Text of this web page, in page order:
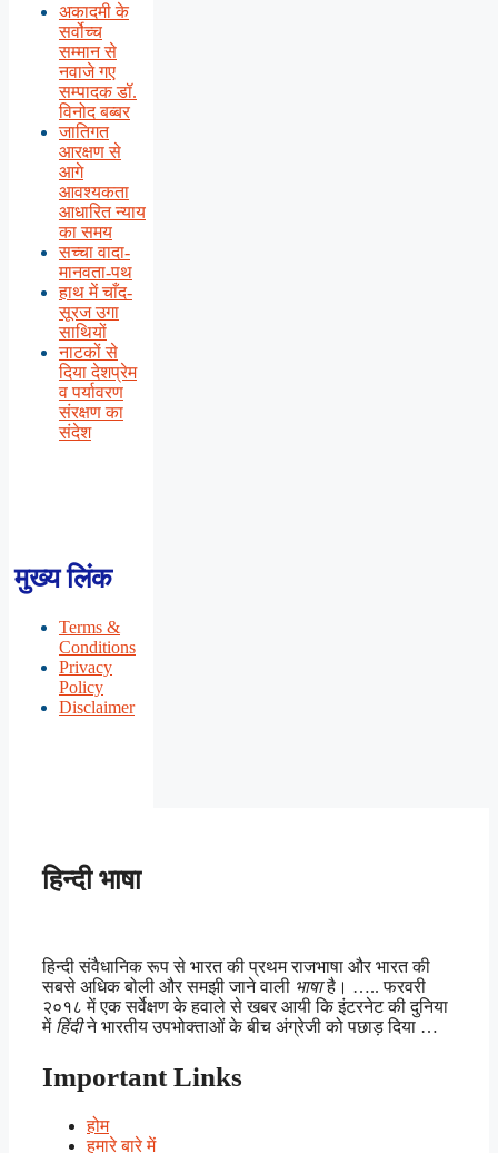
अकादमी के
सर्वोच्च
सम्मान से
नवाजे गए
सम्पादक डॉ.
विनोद बब्बर
जातिगत
आरक्षण से
आगे
आवश्यकता
आधारित न्याय
का समय
सच्चा वादा-
मानवता-पथ
हाथ में चाँद-
सूरज उगा
साथियों
नाटकों से
दिया देशप्रेम
व पर्यावरण
संरक्षण का
संदेश
मुख्य लिंक
Terms &
Conditions
Privacy
Policy
Disclaimer
हिन्दी भाषा
हिन्दी संवैधानिक रूप से भारत की प्रथम राजभाषा और भारत की
सबसे अधिक बोली और समझी जाने वाली भाषाहै। ….. फरवरी
२०१८ में एक सर्वेक्षण के हवाले से खबर आयी कि इंटरनेट की दुनिया
में हिंदीने भारतीय उपभोक्ताओं के बीच अंग्रेजी को पछाड़ दिया …
Important Links
होम
हमारे बारे में